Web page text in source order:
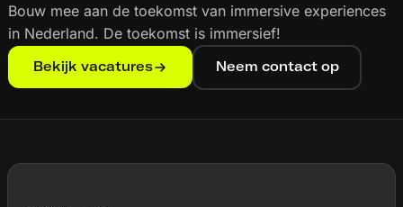
Bouw mee aan de toekomst van immersive experiences
in Nederland. De toekomst is immersief!
Bekijk vacatures Neem contact op